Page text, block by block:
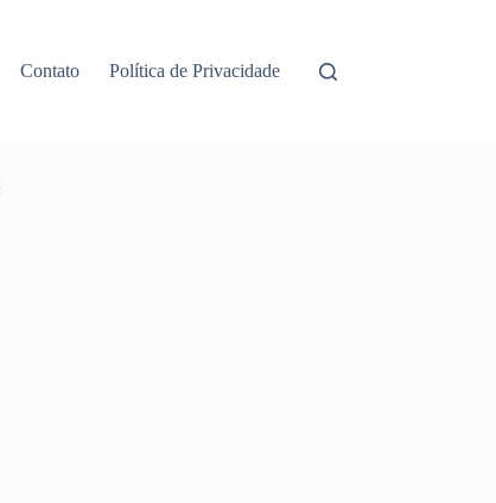
Contato Política de Privacidade